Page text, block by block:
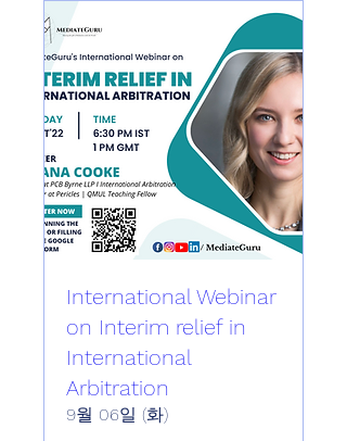
International Webinar
on Interim relief in
International
Arbitration
9월 06일 (화)